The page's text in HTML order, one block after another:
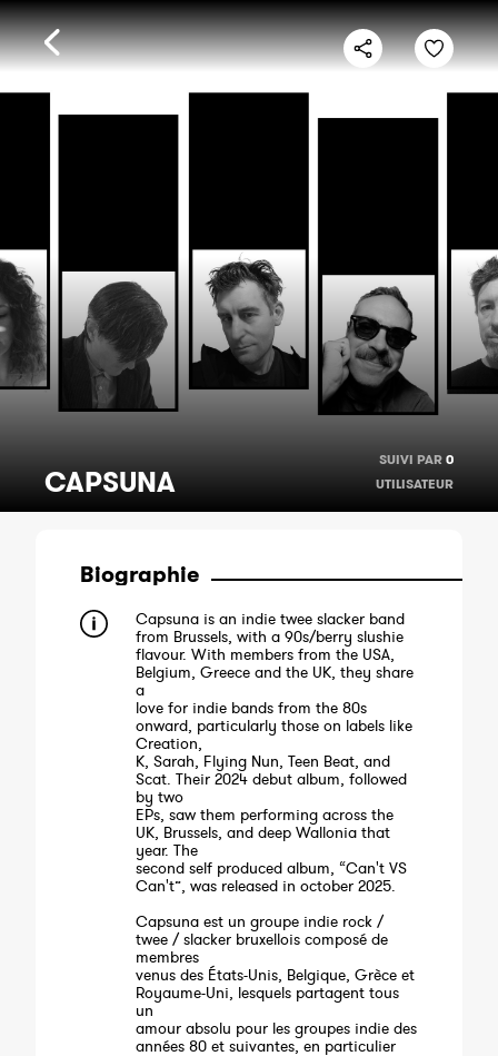
CAPSUNA
SUIVI PAR 0
UTILISATEUR
Biographie
Capsuna is an indie twee slacker band
from Brussels, with a 90s/berry slushie
flavour. With members from the USA,
Belgium, Greece and the UK, they share
a
love for indie bands from the 80s
onward, particularly those on labels like
Creation,
K, Sarah, Flying Nun, Teen Beat, and
Scat. Their 2024 debut album, followed
by two
EPs, saw them performing across the
UK, Brussels, and deep Wallonia that
year. The
second self produced album, “Can't VS
Can't”, was released in october 2025.
Capsuna est un groupe indie rock /
twee / slacker bruxellois composé de
membres
venus des États-Unis, Belgique, Grèce et
Royaume-Uni, lesquels partagent tous
un
amour absolu pour les groupes indie des
années 80 et suivantes, en particulier